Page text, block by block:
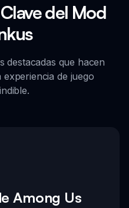
del Mod
destacadas que hacen
de juego
Among Us